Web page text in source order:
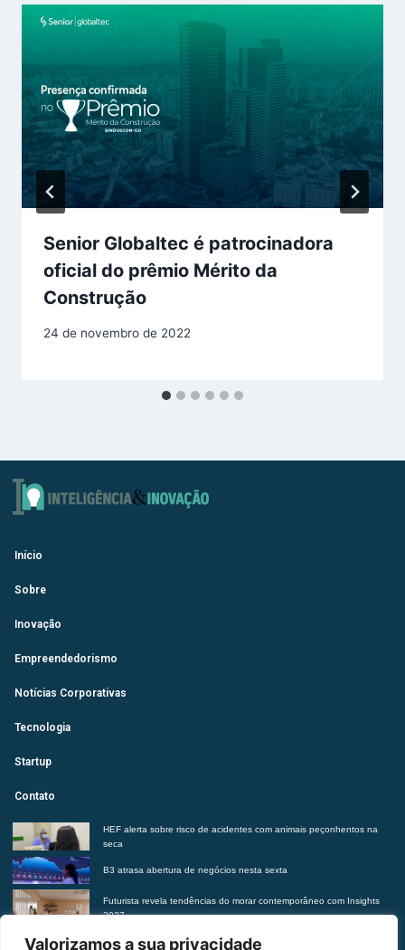
Valorizamos a sua privacidade
Senior Globaltec é patrocinadora
oficial do prêmio Mérito da
Construção
24 de novembro de 2022
Início
Sobre
Inovação
Empreendedorismo
Notícias Corporativas
Tecnologia
Startup
Contato
HEF alerta sobre risco de acidentes com animais peçonhentos na
seca
B3 atrasa abertura de negócios nesta sexta
Futurista revela tendências do morar contemporâneo com Insights
2027
Suplementação de vitaminas sem orientação médica pode trazer